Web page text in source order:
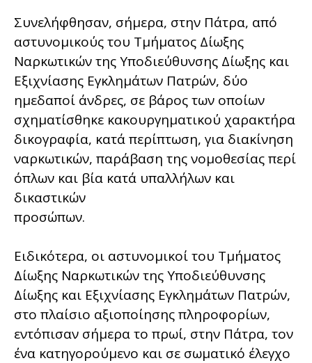
Συνελήφθησαν, σήμερα, στην Πάτρα, από
αστυνομικούς του Τμήματος Δίωξης
Ναρκωτικών της Υποδιεύθυνσης Δίωξης και
Εξιχνίασης Εγκλημάτων Πατρών, δύο
ημεδαποί άνδρες, σε βάρος των οποίων
σχηματίσθηκε κακουργηματικού χαρακτήρα
δικογραφία, κατά περίπτωση, για διακίνηση
ναρκωτικών, παράβαση της νομοθεσίας περί
όπλων και βία κατά υπαλλήλων και
δικαστικών
προσώπων.
Ειδικότερα, οι αστυνομικοί του Τμήματος
Δίωξης Ναρκωτικών της Υποδιεύθυνσης
Δίωξης και Εξιχνίασης Εγκλημάτων Πατρών,
στο πλαίσιο αξιοποίησης πληροφορίων,
εντόπισαν σήμερα το πρωί, στην Πάτρα, τον
ένα κατηγορούμενο και σε σωματικό έλεγχο